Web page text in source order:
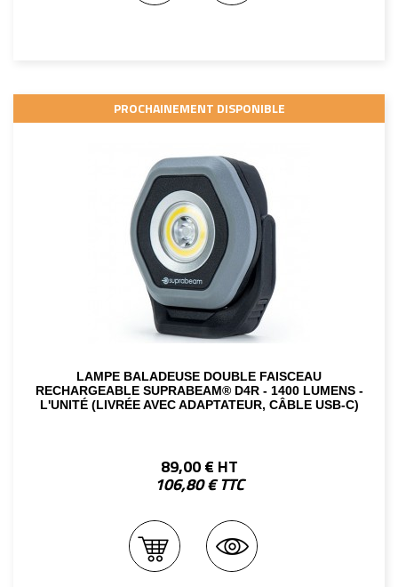
PROCHAINEMENT DISPONIBLE
LAMPE BALADEUSE DOUBLE FAISCEAU
RECHARGEABLE SUPRABEAM® D4R - 1400 LUMENS -
L'UNITÉ (LIVRÉE AVEC ADAPTATEUR, CÂBLE USB-C)
89,00 € HT
106,80 € TTC